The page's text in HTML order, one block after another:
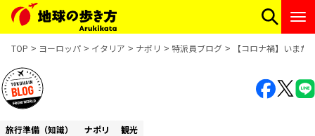
TOP ヨーロッパ イタリア ナポリ 特派員ブログ 【コロナ禍】いま
旅行準備（知識） ナポリ 観光